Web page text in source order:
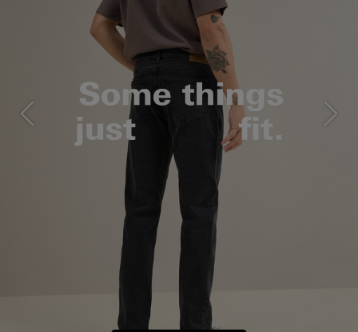
Previous Next